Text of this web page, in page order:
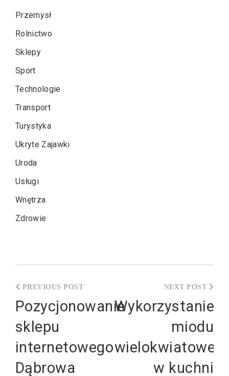
Przemysł
Rolnictwo
Sklepy
Sport
Technologie
Transport
Turystyka
Ukryte Zajawki
Uroda
Usługi
Wnętrza
Zdrowie
wpisu
Pozycjonowanie
sklepu
internetowego
Dąbrowa
Wykorzystanie
miodu
w kuchni